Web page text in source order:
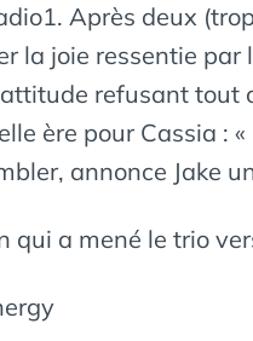
Après deux
la joie ressentie
refusant tout
ère pour Cassia :
annonce Jake
qui a mené le trio